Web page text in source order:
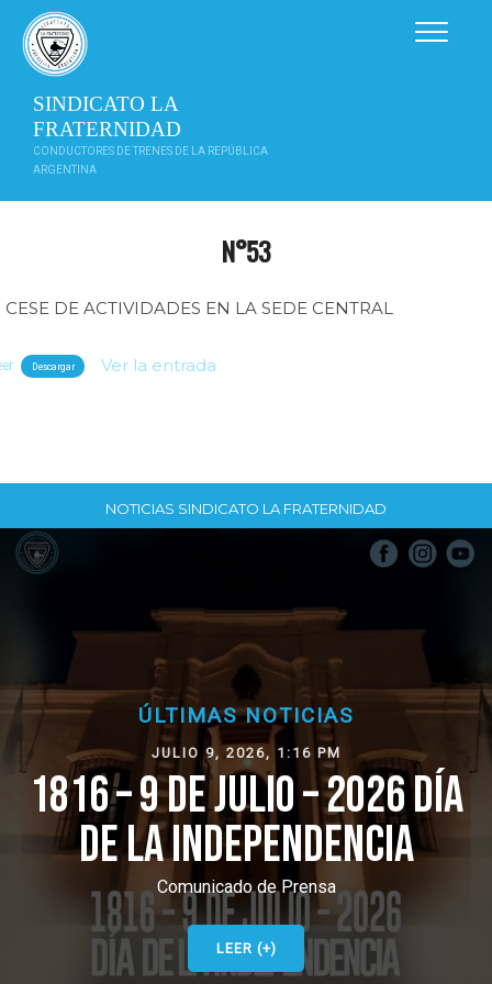
contenido
SINDICATO LA
FRATERNIDAD
CONDUCTORES DE TRENES DE LA REPÚBLICA
ARGENTINA
N°53
CESE DE ACTIVIDADES EN LA SEDE CENTRAL
Descargar Ver la entrada
NOTICIAS SINDICATO LA FRATERNIDAD
ÚLTIMAS NOTICIAS
JULIO 9, 2026, 1:16 PM
1816 – 9 DE JULIO – 2026 DÍA
DE LA INDEPENDENCIA
Comunicado de Prensa
LEER (+)